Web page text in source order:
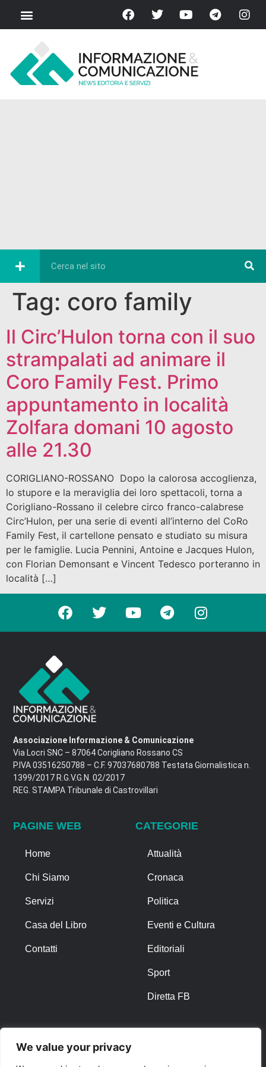
We value your privacy
Tag: coro family
Il Circ’Hulon torna con il suo
strampalati ad animare il
Coro Family Fest. Primo
appuntamento in località
Zolfara domani 10 agosto
alle 21.30
CORIGLIANO-ROSSANO Dopo la calorosa accoglienza,
lo stupore e la meraviglia dei loro spettacoli, torna a
Corigliano-Rossano il celebre circo franco-calabrese
Circ’Hulon, per una serie di eventi all’interno del CoRo
Family Fest, il cartellone pensato e studiato su misura
per le famiglie. Lucia Pennini, Antoine e Jacques Hulon,
con Florian Demonsant e Vincent Tedesco porteranno in
località […]
Associazione Informazione & Comunicazione
Via Locri SNC – 87064 Corigliano Rossano CS
P.IVA 03516250788 – C.F. 97037680788 Testata Giornalistica n.
1399/2017 R.G.V.G.N. 02/2017
REG. STAMPA Tribunale di Castrovillari
PAGINE WEB
Home
Chi Siamo
Servizi
Casa del Libro
Contatti
CATEGORIE
Attualità
Cronaca
Politica
Eventi e Cultura
Editoriali
Sport
Diretta FB